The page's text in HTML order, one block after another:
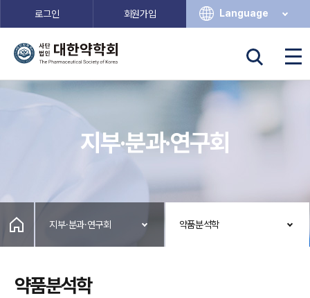
로그인 회원가입 Language
지부·분과·연구회
지부·분과·연구회 약품분석학
약품분석학